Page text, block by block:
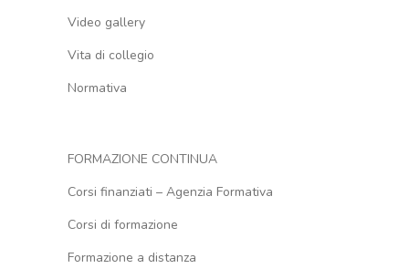
Video gallery
Vita di collegio
Normativa
FORMAZIONE CONTINUA
Corsi finanziati – Agenzia Formativa
Corsi di formazione
Formazione a distanza